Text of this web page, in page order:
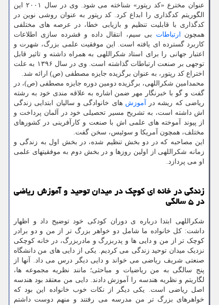
عنوان مخترع «کد رپتور» شناخته می شود. وی در سال ۲۰۰۱ این
الگوریتم کدگذاری را ابداع کرد. کد رپتور به عنوان روشی نوین در
کدگذاری با قابلیت تنظیم و بازیابی خطا، در عرصه های مختلفی
همچون
ارتباطات بی سیم، انتقال داده و فشرده سازی اطلاعات
کاربرد گسترده ای یافته است. این موفقیت علمی بزرگ، شهرت و
اعتبار جهانی را برای استاد شکراللهی به همراه داشته و تاثیر قابل
توجهی بر صنعت ارتباطات گذاشته است. وی در سال ۱۳۹۶ به علت
اختراع کد رپتور، به عنوان برگزیده جایزه مصطفی (ص) ارائه شد.
محمدامین شکراللهی، برگزیده دومین دوره جایزه مصطفی (ص)، در
گفت و گو با خبرنگار مهر ضمن اشاره به علاقه مندی خود به رشته
ریاضی که ریشه در
آموزش های خانوادگی و سالیان ابتدایی زندگی
اش داشته است، به تشریح مسیر تحصیلی خود در آلمان پرداخت و
از پیوند آموخته های علمی اش با صنعت و کارآفرینی در کشورهای
مختلف، همچون آمریکا و سوئیس، سخن گفت.
این مصاحبه که در دو بخش تنظیم شده، در بخش اول به زندگی و
زمانه شکراللهی از اولین روزها و در بخش دوم به موفقیتهای علمی
او می پردازد.
زندگی در خانه ای کوچک در میدان توحید و آموزش ریاضی
در ۵ سالگی
شکراللهی ابتدا درباره ی دوران کودکی خود توضیح داد و اظهار
داشت: کل خانواده ما شامل دو خواهر بزرگ تر از من و دو برادر
کوچک تر از من و دایی ها و پدربزرگ و مادربزرگ، در خانه کوچکی
نزدیک میدان توحید زندگی می کردیم. یکی از دایی های من دانشگاه
صنعتی شریف ریاضی می خواند و دایی دیگر درس می داد. آنها از
پنج سالگی به من ریاضیات و مباحثی؛ مانند نظریه مجموعه ها،
لگاریتم و نظریه هندسه را آموزش دادند. دایی من معتقد بود هندسه
اصل ریاضی است. یکی دیگر از نکات خوب خانواده این بود که
خواهرهای بزرگ تر من مدرسه می رفتند و منهم دوست داشتم